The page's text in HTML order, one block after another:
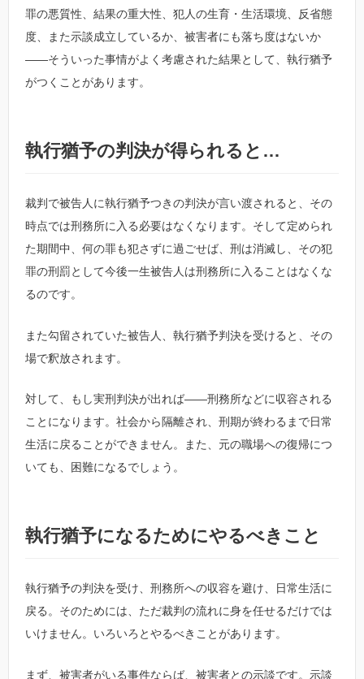
罪の悪質性、結果の重大性、犯人の生育・生活環境、反省態
度、また示談成立しているか、被害者にも落ち度はないか
――そういった事情がよく考慮された結果として、執行猶予
がつくことがあります。
執行猶予の判決が得られると…
裁判で被告人に執行猶予つきの判決が言い渡されると、その
時点では刑務所に入る必要はなくなります。そして定められ
た期間中、何の罪も犯さずに過ごせば、刑は消滅し、その犯
罪の刑罰として今後一生被告人は刑務所に入ることはなくな
るのです。
また勾留されていた被告人、執行猶予判決を受けると、その
場で釈放されます。
対して、もし実刑判決が出れば――刑務所などに収容される
ことになります。社会から隔離され、刑期が終わるまで日常
生活に戻ることができません。また、元の職場への復帰につ
いても、困難になるでしょう。
執行猶予になるためにやるべきこと
執行猶予の判決を受け、刑務所への収容を避け、日常生活に
戻る。そのためには、ただ裁判の流れに身を任せるだけでは
いけません。いろいろとやるべきことがあります。
まず、被害者がいる事件ならば、被害者との示談です。示談